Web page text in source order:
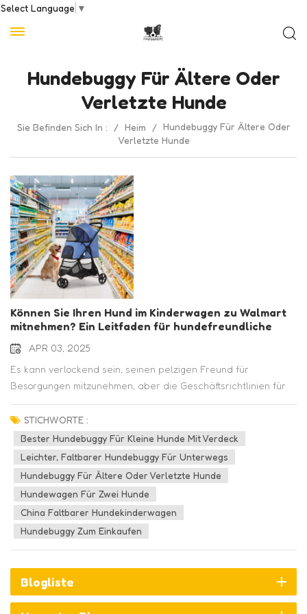
Select Language ▼
Hundebuggy Für Ältere Oder
Verletzte Hunde
Sie Befinden Sich In : / Heim / Hundebuggy Für Ältere Oder
Verletzte Hunde
Können Sie Ihren Hund im Kinderwagen zu Walmart
mitnehmen? Ein Leitfaden für hundefreundliche
Geschäfte
APR 03, 2025
Es kann verlockend sein, seinen pelzigen Freund für
Besorgungen mitzunehmen, aber die Geschäftsrichtlinien für
Haustiere variieren stark. Wenn Sie sich fragen, „Kann ich
meinen Hund im Kinderwagen zu Walmart mitnehmen?“ oder
welche Einzelhändler Haustiere willkommen heißen, dieser
Leitfaden schlüsselt die Regeln für beliebte Geschäfte auf
wie Walmart, Ziel, Traktorversorgung, Home Depot, Und
Lowe's.1. Walmart: Nur Servicetiere (keine Haustiere in
Kinderwagen)Die Politik von Walmart ist klar: nur ADA-
definierte Diensthunde sind in Geschäften erlaubt. Haustiere,
Tiere zur emotionalen Unterstützung und Hunde in
Kinderwagen oder Tragetaschen sind nicht erlaubt, auch
wenn sie sich gut benehmen. Mitarbeiter können fragen:„Ist
das ein Diensttier?“„Für welche Aufgabe ist es
ausgebildet?“Warum? Diese Regelung beruht auf
STICHWORTE :
Bester Hundebuggy Für Kleine Hunde Mit Verdeck
Leichter, Faltbarer Hundebuggy Für Unterwegs
Hundebuggy Für Ältere Oder Verletzte Hunde
Hundewagen Für Zwei Hunde
China Faltbarer Hundekinderwagen
Hundebuggy Zum Einkaufen
Blogliste